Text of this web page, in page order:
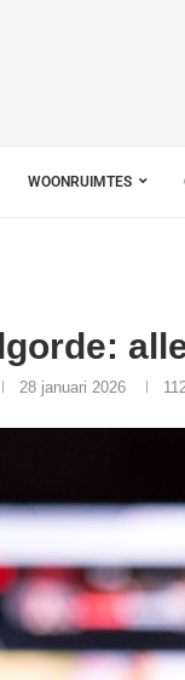
WOONRUIMTES
28 januari 2026